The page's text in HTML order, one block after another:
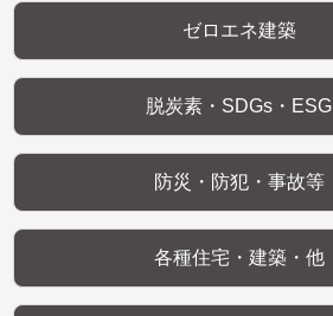
ゼロエネ建築
脱炭素・SDGs・ESG
防災・防犯・事故等
各種住宅・建築・他